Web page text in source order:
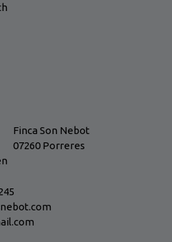
Finca Son Nebot
07260 Porreres